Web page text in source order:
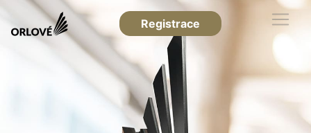
Registrace